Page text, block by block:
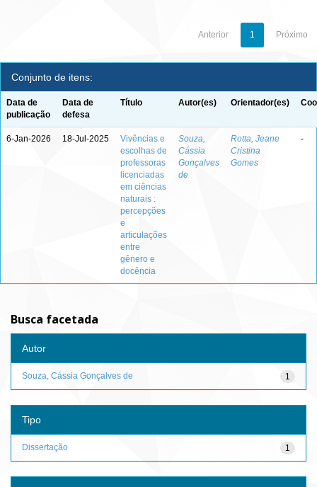
Anterior 1 Próximo
Conjunto de itens:
Data de
publicação
Data de
defesa
Título Autor(es) Orientador(es)
6-Jan-2026 18-Jul-2025
Vivências e
escolhas de
professoras
licenciadas
em ciências
naturais :
percepções
e
articulações
entre
gênero e
docência
Souza,
Cássia
Gonçalves
de
Rotta, Jeane
Cristina
Gomes
-
Busca facetada
Autor
1
Souza, Cássia Gonçalves de
Tipo
1
Dissertação